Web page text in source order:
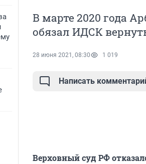
В марте 2020 года
обязал ИДСК
28 июня 2021, 08:30 1 019
Написать
Верховный суд РФ